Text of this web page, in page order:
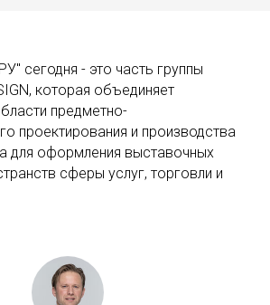
сегодня - это часть группы
которая объединяет
предметно-
проектирования и производства
для оформления выставочных
сферы услуг, торговли и